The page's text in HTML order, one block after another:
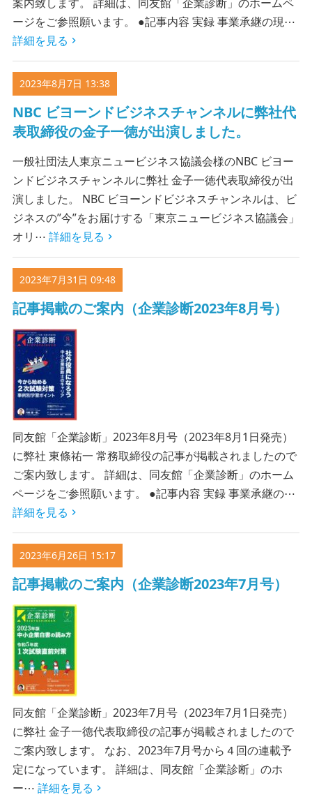
ージをご参照願います。 ●記事内容 実録 事業承継の現⋯
詳細を見る
2023年8月7日 13:38
NBC ビヨーンドビジネスチャンネルに弊社代
表取締役の金子一徳が出演しました。
一般社団法人東京ニュービジネス協議会様のNBC ビヨー
ンドビジネスチャンネルに弊社 金子一徳代表取締役が出
演しました。 NBC ビヨーンドビジネスチャンネルは、ビ
ジネスの”今”をお届けする「東京ニュービジネス協議会」
オリ⋯ 詳細を見る
2023年7月31日 09:48
記事掲載のご案内（企業診断2023年8月号）
同友館「企業診断」2023年8月号（2023年8月1日発売）
に弊社 東條祐一 常務取締役の記事が掲載されましたので
ご案内致します。 詳細は、同友館「企業診断」のホーム
ページをご参照願います。 ●記事内容 実録 事業承継の⋯
詳細を見る
2023年6月26日 15:17
記事掲載のご案内（企業診断2023年7月号）
同友館「企業診断」2023年7月号（2023年7月1日発売）
に弊社 金子一徳代表取締役の記事が掲載されましたので
ご案内致します。 なお、2023年7月号から４回の連載予
定になっています。 詳細は、同友館「企業診断」のホ
ー⋯ 詳細を見る